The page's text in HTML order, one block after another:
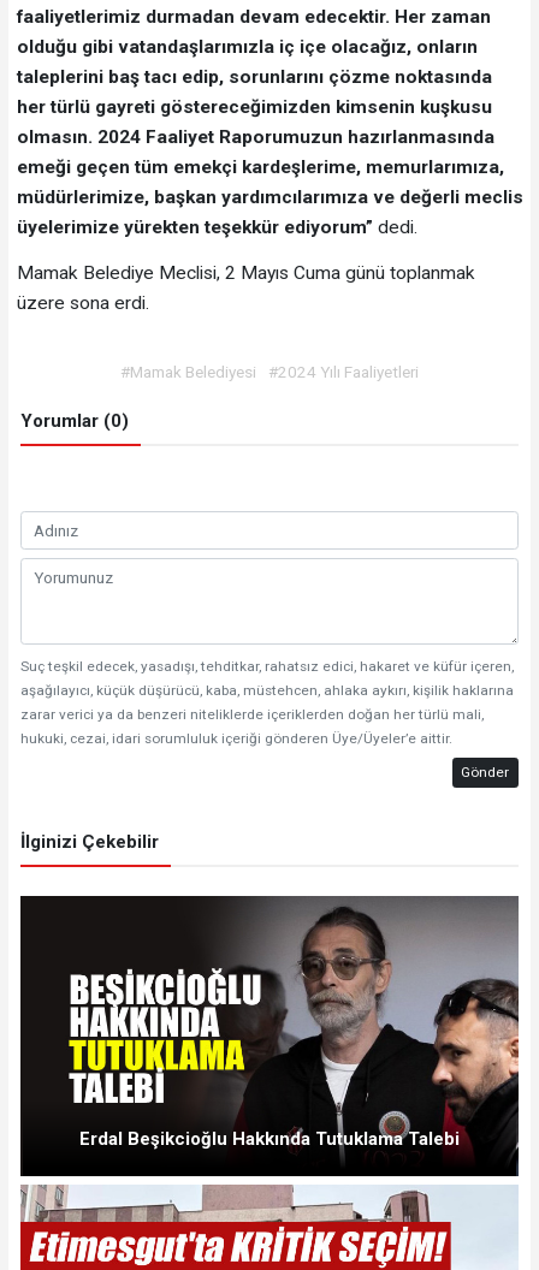
faaliyetlerimiz durmadan devam edecektir. Her zaman
olduğu gibi vatandaşlarımızla iç içe olacağız, onların
taleplerini baş tacı edip, sorunlarını çözme noktasında
her türlü gayreti göstereceğimizden kimsenin kuşkusu
olmasın. 2024 Faaliyet Raporumuzun hazırlanmasında
emeği geçen tüm emekçi kardeşlerime, memurlarımıza,
müdürlerimize, başkan yardımcılarımıza ve değerli meclis
üyelerimize yürekten teşekkür ediyorum” dedi.
Mamak Belediye Meclisi, 2 Mayıs Cuma günü toplanmak
üzere sona erdi.
#Mamak Belediyesi #2024 Yılı Faaliyetleri
Yorumlar (0)
Suç teşkil edecek, yasadışı, tehditkar, rahatsız edici, hakaret ve küfür içeren,
aşağılayıcı, küçük düşürücü, kaba, müstehcen, ahlaka aykırı, kişilik haklarına
zarar verici ya da benzeri niteliklerde içeriklerden doğan her türlü mali,
hukuki, cezai, idari sorumluluk içeriği gönderen Üye/Üyeler’e aittir.
Gönder
İlginizi Çekebilir
Erdal Beşikcioğlu Hakkında Tutuklama Talebi